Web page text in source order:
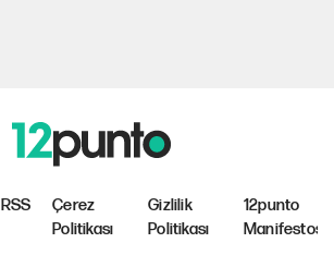
RSS
Çerez
Politikası
Gizlilik
Politikası
12punto
Manifestosu